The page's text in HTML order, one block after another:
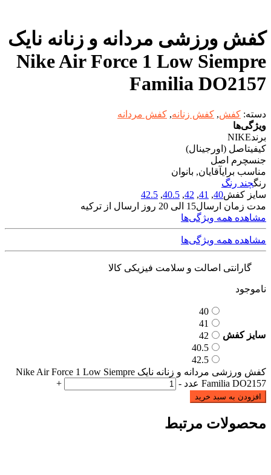
کفش ورزشی مردانه و زنانه نایک
Nike Air Force 1 Low Siempre
Familia DO2157
دسته: کفش, کفش زنانه, کفش مردانه
ویژگی‌ها
برندNIKE
کیفیتاصل (اورجینال)
جنسچرم اصل
مناسب برایآقایان, بانوان
رنگچند رنگ
سایز کفش40
,
41
,
42
,
40.5
,
42.5
مدت زمان ارسال15 الی 20 روز ارسال از ترکیه
مشاهده همه ویژگی‌ها
مشاهده همه ویژگی‌ها
گارانتی اصالت و سلامت فیزیکی کالا
ناموجود
سایز کفش
40
41
42
40.5
42.5
کفش ورزشی مردانه و زنانه نایک Nike Air Force 1 Low Siempre
Familia DO2157 عدد
-
+
افزودن به سبد خرید
محصولات مرتبط